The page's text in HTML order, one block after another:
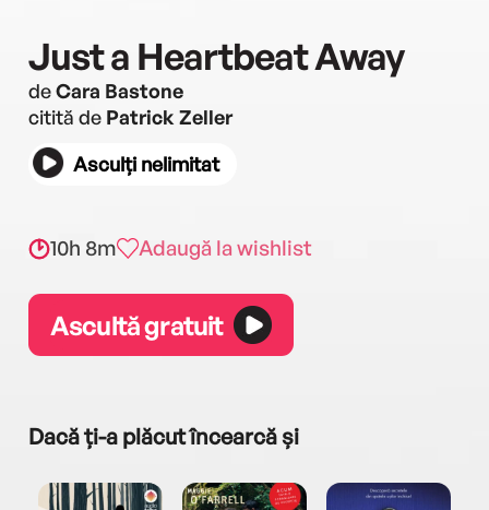
Just a Heartbeat Away
deCara Bastone
citită de Patrick Zeller
Asculți nelimitat
10h 8m Adaugă la wishlist
Ascultă gratuit
Dacă ți-a plăcut încearcă și